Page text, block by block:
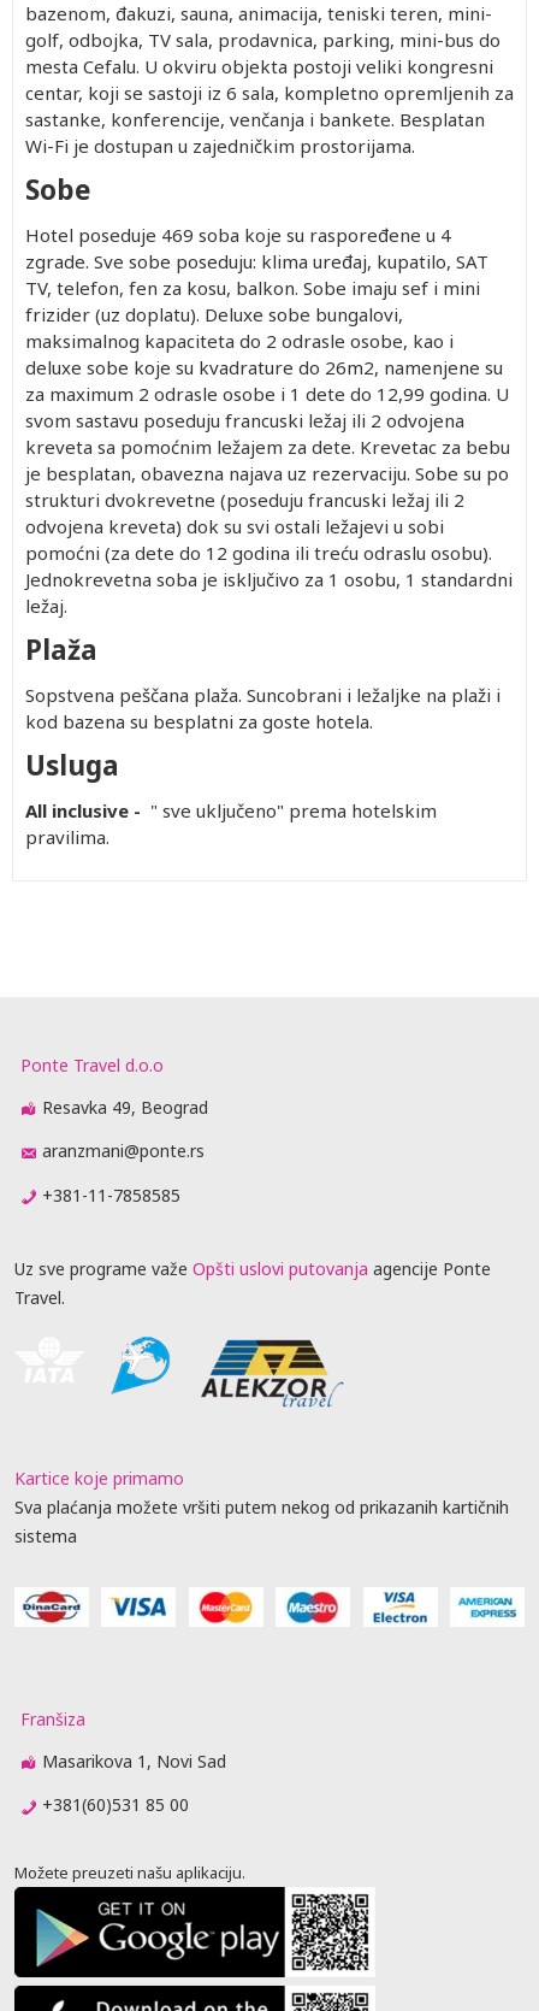
bazenom, đakuzi, sauna, animacija, teniski teren, mini-
golf, odbojka, TV sala, prodavnica, parking, mini-bus do
mesta Cefalu. U okviru objekta postoji veliki kongresni
centar, koji se sastoji iz 6 sala, kompletno opremljenih za
sastanke, konferencije, venčanja i bankete. Besplatan
Wi-Fi je dostupan u zajedničkim prostorijama.
Sobe
Hotel poseduje 469 soba koje su raspoređene u 4
zgrade. Sve sobe poseduju: klima uređaj, kupatilo, SAT
TV, telefon, fen za kosu, balkon. Sobe imaju sef i mini
frizider (uz doplatu). Deluxe sobe bungalovi,
maksimalnog kapaciteta do 2 odrasle osobe, kao i
deluxe sobe koje su kvadrature do 26m2, namenjene su
za maximum 2 odrasle osobe i 1 dete do 12,99 godina. U
svom sastavu poseduju francuski ležaj ili 2 odvojena
kreveta sa pomoćnim ležajem za dete. Krevetac za bebu
je besplatan, obavezna najava uz rezervaciju. Sobe su po
strukturi dvokrevetne (poseduju francuski ležaj ili 2
odvojena kreveta) dok su svi ostali ležajevi u sobi
pomoćni (za dete do 12 godina ili treću odraslu osobu).
Jednokrevetna soba je isključivo za 1 osobu, 1 standardni
ležaj.
Plaža
Sopstvena peščana plaža. Suncobrani i ležaljke na plaži i
kod bazena su besplatni za goste hotela.
Usluga
All inclusive - " sve uključeno" prema hotelskim
pravilima.
Ponte Travel d.o.o
Resavka 49, Beograd
aranzmani@ponte.rs
+381-11-7858585
Uz sve programe važe Opšti uslovi putovanja agencije Ponte
Travel.
Kartice koje primamo
Sva plaćanja možete vršiti putem nekog od prikazanih kartičnih
sistema
Franšiza
Masarikova 1, Novi Sad
+381(60)531 85 00
Možete preuzeti našu aplikaciju.